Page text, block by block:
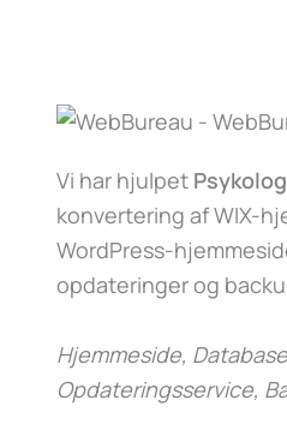
Vi har hjulpet
konvertering af WIX-
WordPress-
opdateringer og
Hjemmeside,
Opdateringsservice,